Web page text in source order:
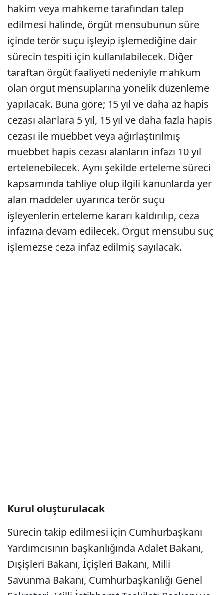
hakim veya mahkeme tarafından talep
edilmesi halinde, örgüt mensubunun süre
içinde terör suçu işleyip işlemediğine dair
sürecin tespiti için kullanılabilecek. Diğer
taraftan örgüt faaliyeti nedeniyle mahkum
olan örgüt mensuplarına yönelik düzenleme
yapılacak. Buna göre; 15 yıl ve daha az hapis
cezası alanlara 5 yıl, 15 yıl ve daha fazla hapis
cezası ile müebbet veya ağırlaştırılmış
müebbet hapis cezası alanların infazı 10 yıl
ertelenebilecek. Aynı şekilde erteleme süreci
kapsamında tahliye olup ilgili kanunlarda yer
alan maddeler uyarınca terör suçu
işleyenlerin erteleme kararı kaldırılıp, ceza
infazına devam edilecek. Örgüt mensubu suç
işlemezse ceza infaz edilmiş sayılacak.
Kurul oluşturulacak
Sürecin takip edilmesi için Cumhurbaşkanı
Yardımcısının başkanlığında Adalet Bakanı,
Dışişleri Bakanı, İçişleri Bakanı, Milli
Savunma Bakanı, Cumhurbaşkanlığı Genel